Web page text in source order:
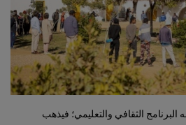
الثقافي والتعليمي؛ فيذهب